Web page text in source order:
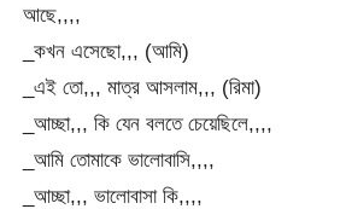
আছে,,,,
_কখন এসেছো,,, (আমি)
_এই তো,,, মাত্র আসলাম,,, (রিমা)
_আচ্ছা,,, কি যেন বলতে চেয়েছিলে,,,,
_আমি তোমাকে ভালোবাসি,,,,
_আচ্ছা,,, ভালোবাসা কি,,,,